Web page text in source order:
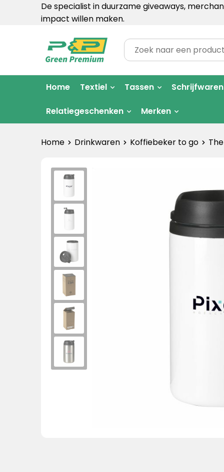
De specialist in duurzame giveaways,
impact willen maken.
Home Textiel Tassen Schrijfwaren
Relatiegeschenken Merken
Home Drinkwaren Koffiebeker to go